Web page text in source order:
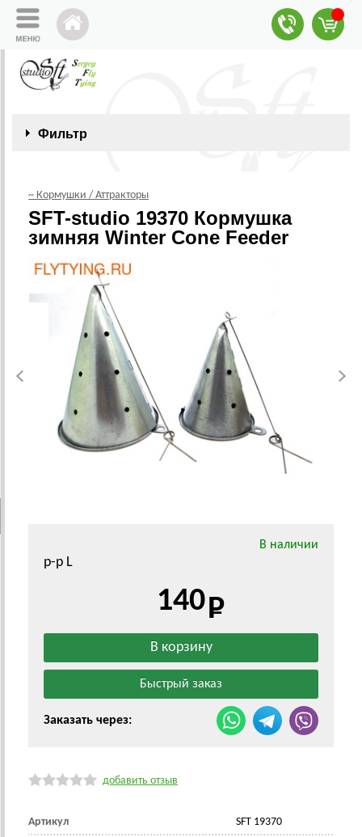
Фильтр
~ Кормушки / Аттракторы
SFT-studio 19370 Кормушка
зимняя Winter Cone Feeder
В наличии
р-р L
140
Заказать через:
добавить отзыв
Артикул SFT 19370